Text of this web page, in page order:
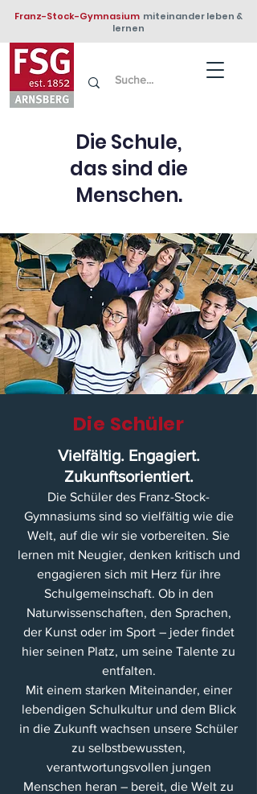
Franz-Stock-Gymnasium miteinander leben &
lernen
Die Schule,
das sind die
Menschen.
Die Schüler
Vielfältig. Engagiert.
Zukunftsorientiert.
Die Schüler des Franz-Stock-
Gymnasiums sind so vielfältig wie die
Welt, auf die wir sie vorbereiten. Sie
lernen mit Neugier, denken kritisch und
engagieren sich mit Herz für ihre
Schulgemeinschaft. Ob in den
Naturwissenschaften, den Sprachen,
der Kunst oder im Sport – jeder findet
hier seinen Platz, um seine Talente zu
entfalten.
Mit einem starken Miteinander, einer
lebendigen Schulkultur und dem Blick
in die Zukunft wachsen unsere Schüler
zu selbstbewussten,
verantwortungsvollen jungen
Menschen heran – bereit, die Welt zu